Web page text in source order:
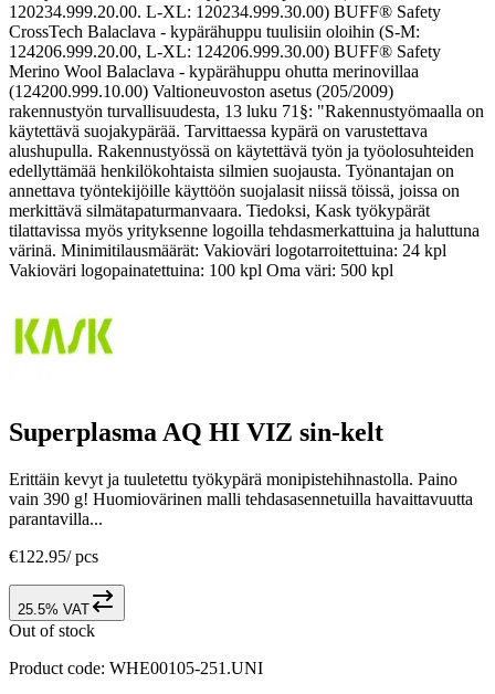
120234.999.20.00. L-XL: 120234.999.30.00) BUFF® Safety
CrossTech Balaclava - kypärähuppu tuulisiin oloihin (S-M:
124206.999.20.00, L-XL: 124206.999.30.00) BUFF® Safety
Merino Wool Balaclava - kypärähuppu ohutta merinovillaa
(124200.999.10.00) Valtioneuvoston asetus (205/2009)
rakennustyön turvallisuudesta, 13 luku 71§: "Rakennustyömaalla on
käytettävä suojakypärää. Tarvittaessa kypärä on varustettava
alushupulla. Rakennustyössä on käytettävä työn ja työolosuhteiden
edellyttämää henkilökohtaista silmien suojausta. Työnantajan on
annettava työntekijöille käyttöön suojalasit niissä töissä, joissa on
merkittävä silmätapaturmanvaara. Tiedoksi, Kask työkypärät
tilattavissa myös yrityksenne logoilla tehdasmerkattuina ja haluttuna
värinä. Minimitilausmäärät: Vakioväri logotarroitettuina: 24 kpl
Vakioväri logopainatettuina: 100 kpl Oma väri: 500 kpl
Superplasma AQ HI VIZ sin-kelt
Erittäin kevyt ja tuuletettu työkypärä monipistehihnastolla. Paino
vain 390 g! Huomiovärinen malli tehdasasennetuilla havaittavuutta
parantavilla...
€122.95/ pcs
25.5% VAT
Out of stock
Product code: WHE00105-251.UNI